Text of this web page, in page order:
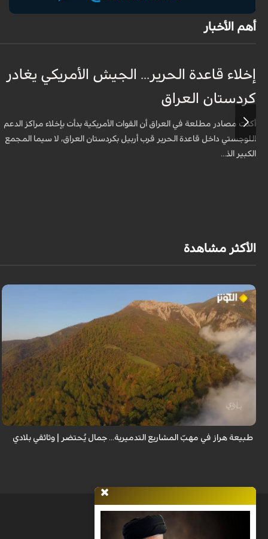
أهم الأخبار
إخلاء قاعدة الحرير... الجيش الأمريكي يغادر
كردستان العراق
أكدت مصادر مطلعة في العراق أن القوات الأمريكية بدأت بإخلاء مراكز الدعم
اللوجستي داخل قاعدة الحرير قرب أربيل بكردستان العراق، لا سيما المجمع
الكبير الذ...
الأكثر مشاهدة
من قلب طبيعة هراز التي كانت يوماً من أجمل الموائل الطبيعية في إيران، يحذر
المعد من كارثة بيئية: "وحش الأعمال والمشاريع التدميرية تنهش بجسم طبيعة
طبيعة هراز في مهبّ المشاريع التدميرية... جمال يُحتضر | وثائقي بلادي